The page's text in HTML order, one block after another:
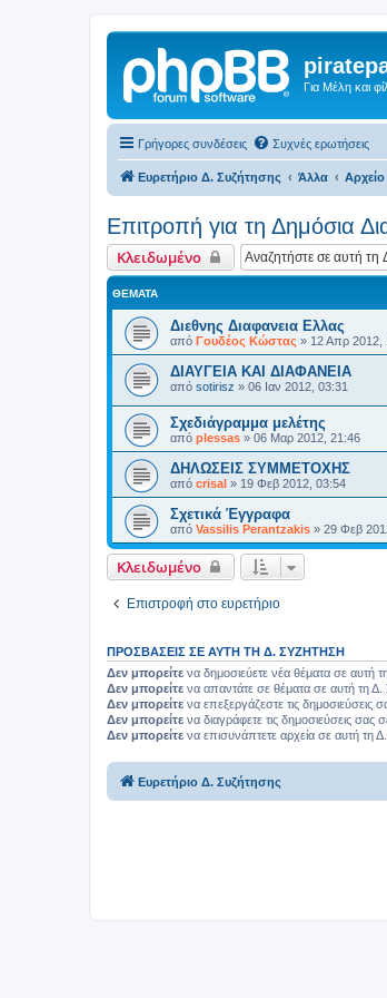
Για Μέλη και
Γρήγορες συνδέσεις Συχνές ερωτήσεις
Ευρετήριο Δ. Συζήτησης Άλλα Αρχείο
Επιτροπή για τη Δημόσια
Κλειδωμένο
ΘΈΜΑΤΑ
Διεθνης Διαφανεια Ελλας
από Γουδέος Κώστας » 12 Απρ 2012,
ΔΙΑΥΓΕΙΑ ΚΑΙ ΔΙΑΦΑΝΕΙΑ
από sotirisz » 06 Ιαν 2012, 03:31
Σχεδιάγραμμα μελέτης
από plessas » 06 Μαρ 2012, 21:46
ΔΗΛΩΣΕΙΣ ΣΥΜΜΕΤΟΧΗΣ
από crisal » 19 Φεβ 2012, 03:54
Σχετικά Έγγραφα
από Vassilis Perantzakis » 29 Φεβ
Κλειδωμένο
Επιστροφή στο ευρετήριο
ΠΡΟΣΒΆΣΕΙΣ ΣΕ ΑΥΤΉ ΤΗ Δ. ΣΥΖΉΤΗΣΗ
Δεν μπορείτε να δημοσιεύετε νέα θέματα σε αυτή
Δεν μπορείτε να απαντάτε σε θέματα σε αυτή τη Δ.
Δεν μπορείτε να επεξεργάζεστε τις δημοσιεύσεις
Δεν μπορείτε να διαγράφετε τις δημοσιεύσεις σας
Δεν μπορείτε να επισυνάπτετε αρχεία σε αυτή τη
Ευρετήριο Δ. Συζήτησης